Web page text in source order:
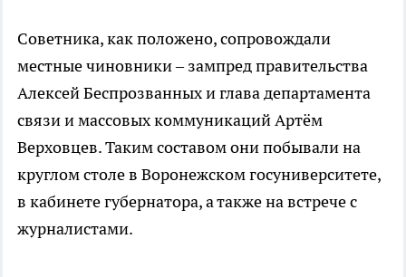
Советника, как положено, сопровождали
местные чиновники – зампред правительства
Алексей Беспрозванных и глава департамента
связи и массовых коммуникаций Артём
Верховцев. Таким составом они побывали на
круглом столе в Воронежском госуниверситете,
в кабинете губернатора, а также на встрече с
журналистами.